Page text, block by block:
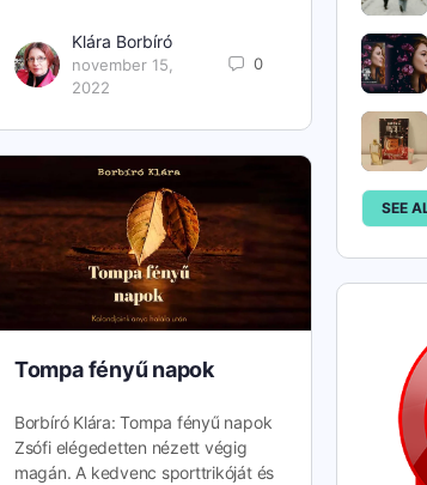
Klára Borbíró
november 15,
2022
0
Tompa fényű napok
Borbíró Klára: Tompa fényű napok
Zsófi elégedetten nézett végig
magán. A kedvenc sporttrikóját és
SEE